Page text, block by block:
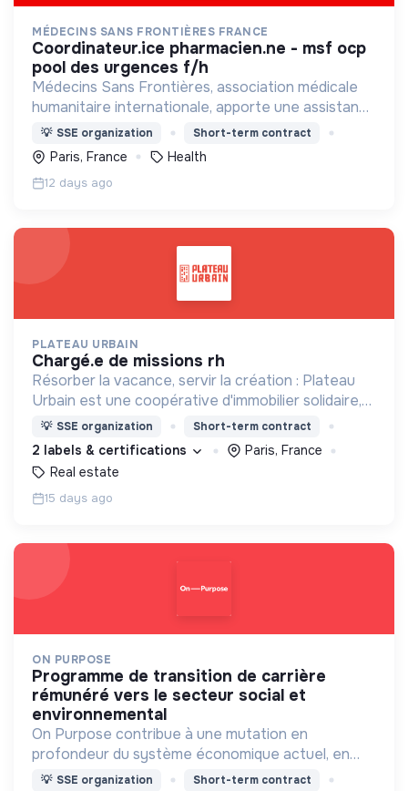
MÉDECINS SANS FRONTIÈRES FRANCE
coordinateur.ice pharmacien.ne - msf ocp
pool des urgences f/h
Médecins Sans Frontières, association médicale
humanitaire internationale, apporte une assistance
médicale à des populations dont la vie est
menacée.
💡 SSE organization Short-term contract
Paris, France Health
12 days ago
PLATEAU URBAIN
chargé.e de missions rh
Résorber la vacance, servir la création : Plateau
Urbain est une coopérative d'immobilier solidaire,
spécialisée dans le montage et la gestion
d'occupations temporaires de bâtiments vacants
💡 SSE organization Short-term contract
2 labels & certifications
Paris, France
Real estate
15 days ago
ON PURPOSE
programme de transition de carrière
rémunéré vers le secteur social et
environnemental
On Purpose contribue à une mutation en
profondeur du système économique actuel, en
accompagnant les leaders de demain dans leur
💡 SSE organization Short-term contract